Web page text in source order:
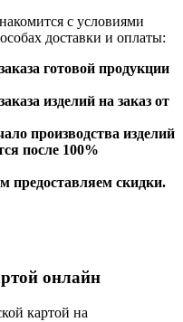
с условиями
доставки и оплаты:
готовой продукции
изделий на заказ от
производства изделий
после 100%
предоставляем скидки.
онлайн
картой на